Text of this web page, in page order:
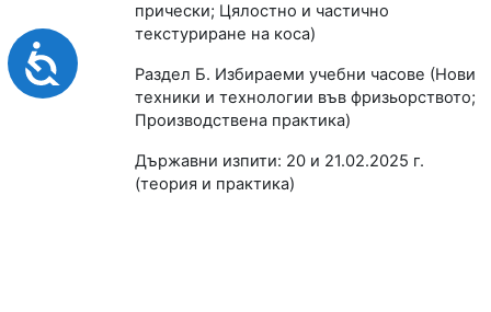
Достъпност
прически; Цялостно и частично
текстуриране на коса)
Раздел Б. Избираеми учебни часове (Нови
техники и технологии във фризьорството;
Производствена практика)
Държавни изпити: 20 и 21.02.2025 г.
(теория и практика)